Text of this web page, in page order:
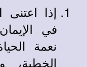
إذا اعتنى
في
نعمة
الخطية،